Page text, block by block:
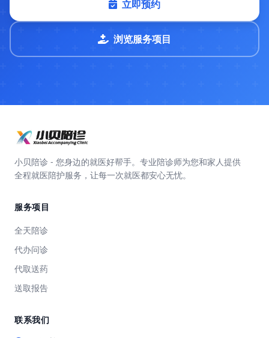
立即预约
浏览服务项目
小贝陪诊 - 您身边的就医好帮手。专业陪诊师为您和家人提供
全程就医陪护服务，让每一次就医都安心无忧。
服务项目
全天陪诊
代办问诊
代取送药
送取报告
联系我们